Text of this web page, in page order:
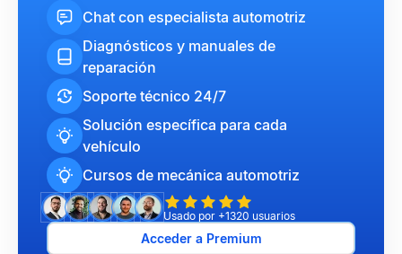
Chat con especialista automotriz
Diagnósticos y manuales de
reparación
Soporte técnico 24/7
Solución específica para cada
vehículo
Cursos de mecánica automotriz
Usado por +1320 usuarios
Acceder a Premium